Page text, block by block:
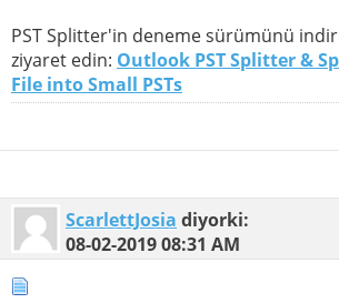
PST Splitter'in deneme sürümünü
ziyaret edin: Outlook PST Splitter &
File into Small PSTs
ScarlettJosia diyorki:
08-02-201908:31 AM